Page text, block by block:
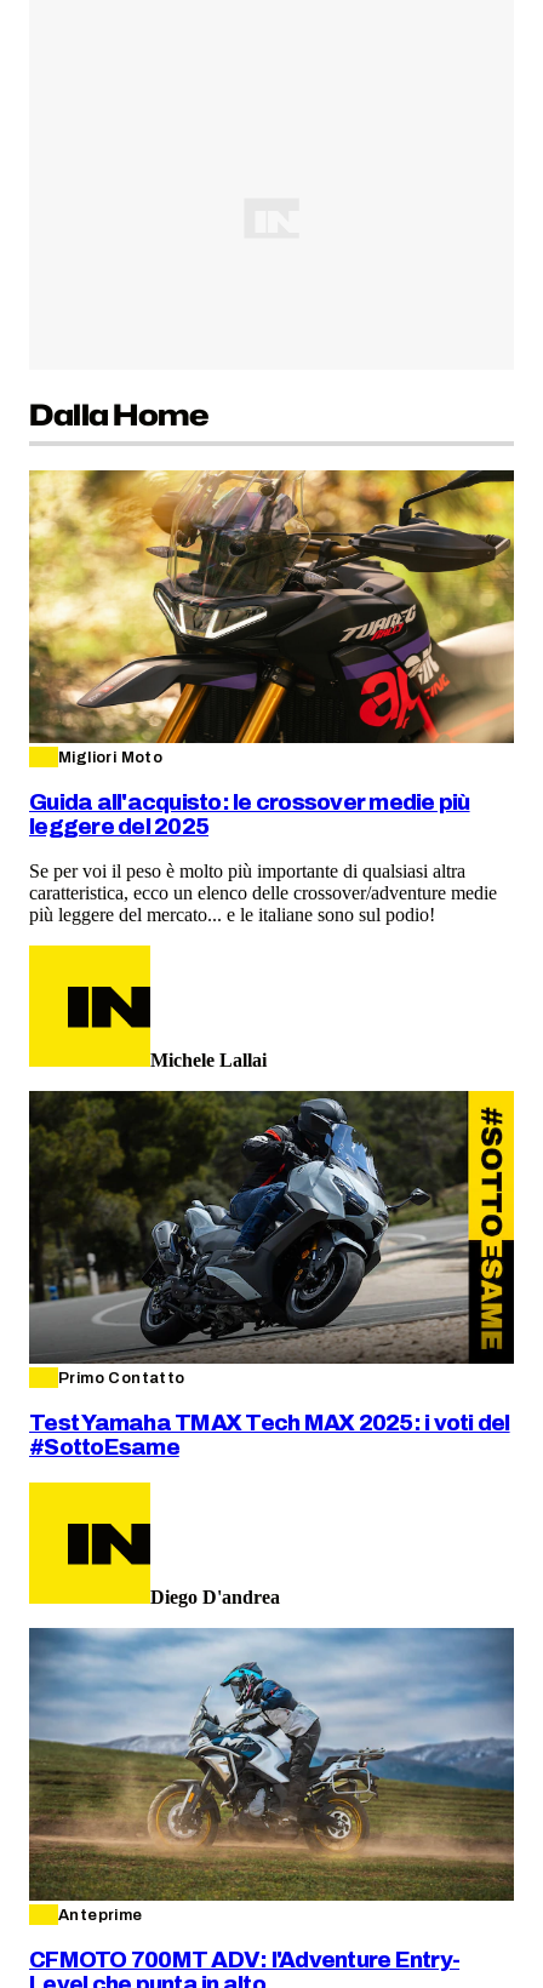
Dalla Home
Migliori Moto
Guida all'acquisto: le crossover medie più
leggere del 2025
Se per voi il peso è molto più importante di qualsiasi altra
caratteristica, ecco un elenco delle crossover/adventure medie
più leggere del mercato... e le italiane sono sul podio!
Michele Lallai
Primo Contatto
Test Yamaha TMAX Tech MAX 2025: i voti del
#SottoEsame
Diego D'andrea
Anteprime
CFMOTO 700MT ADV: l'Adventure Entry-